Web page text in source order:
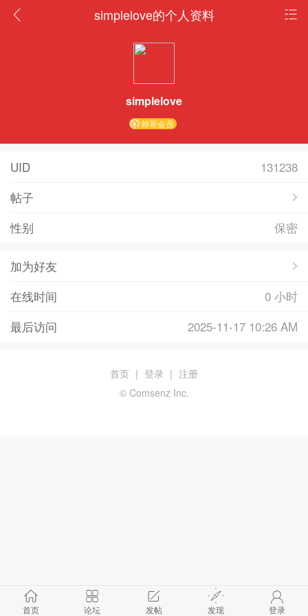
simplelove的个人资料
simplelove
帅哥会员
UID
131238
帖子
性别
保密
加为好友
在线时间
0 小时
最后访问
2025-11-17 10:26 AM
首页 论坛 发帖 发现 登录
首页 | 登录 | 注册
© Comsenz Inc.